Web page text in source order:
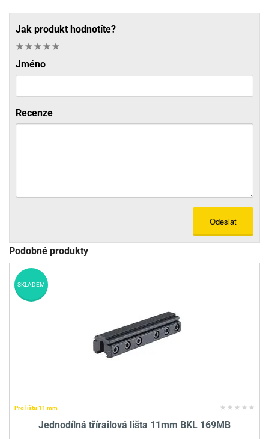
Jak produkt hodnotíte?
Jméno
Recenze
Odeslat
Podobné produkty
Pro lištu 11 mm
Jednodílná třírailová lišta 11mm BKL 169MB
SKLADEM